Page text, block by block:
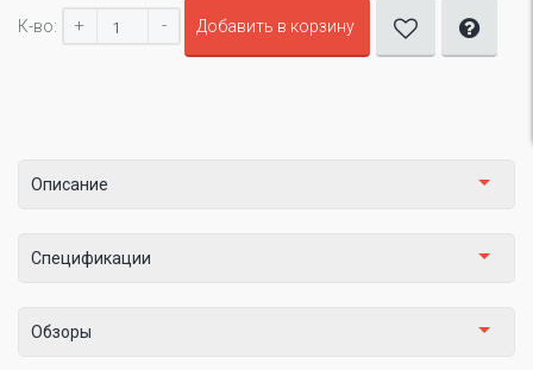
К-во: + - Добавить в корзину
Описание
Спецификации
Обзоры